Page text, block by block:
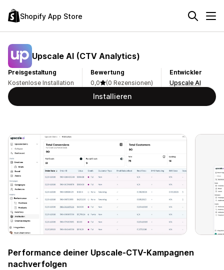
Shopify App Store
Upscale AI (CTV Analytics)
Preisgestaltung
Kostenlose Installation
Bewertung
0,0
(0 Rezensionen)
Entwickler
Upscale AI
Installieren
Performance deiner Upscale-CTV-Kampagnen
nachverfolgen